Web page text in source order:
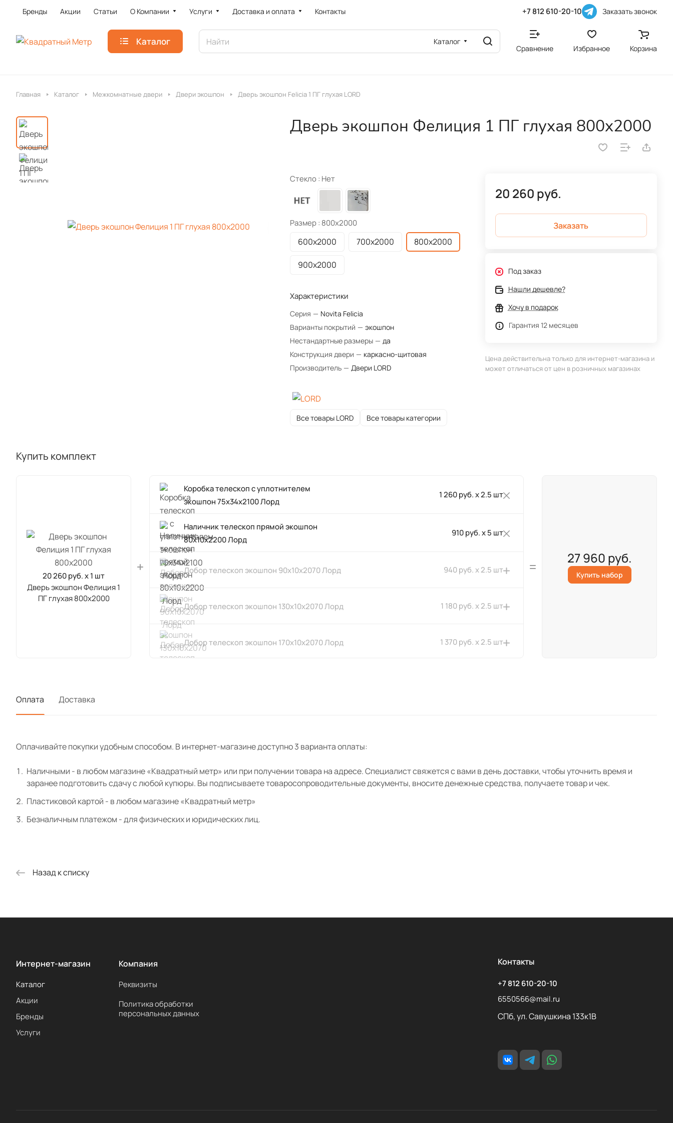
Бренды Акции Статьи О Компании Услуги Доставка и оплата Контакты +7 812 610-20-10 Заказать звонок
Каталог Каталог
Сравнение Избранное Корзина
Главная Каталог Межкомнатные двери Двери экошпон Дверь экошпон Felicia 1 ПГ глухая LORD
Дверь экошпон Фелиция 1 ПГ глухая 800х2000
Стекло : Нет
Размер : 800х2000
600х2000 700х2000 800х2000
900х2000
Характеристики
Серия — Novita Felicia
Варианты покрытий — экошпон
Нестандартные размеры — да
Конструкция двери — каркасно-щитовая
Производитель — Двери LORD
Все товары LORD Все товары категории
20 260 руб.
Заказать
Под заказ
Нашли дешевле?
Хочу в подарок
Гарантия 12 месяцев
Цена действительна только для интернет-магазина и
может отличаться от цен в розничных магазинах
Купить комплект
20 260 руб. x 1 шт
Дверь экошпон Фелиция 1
ПГ глухая 800х2000
Коробка телескоп с уплотнителем
экошпон 75х34х2100 Лорд
1 260 руб. x 2.5 шт
Наличник телескоп прямой экошпон
80х10х2200 Лорд
910 руб. x 5 шт
Добор телескоп экошпон 90х10х2070 Лорд 940 руб. x 2.5 шт
Добор телескоп экошпон 130х10х2070 Лорд 1 180 руб. x 2.5 шт
Добор телескоп экошпон 170х10х2070 Лорд 1 370 руб. x 2.5 шт
Розетка экошпон 80х80 Лорд
Цоколь экошпон 80х210 Лорд 840 руб. x 2 шт
27 960 руб.
Купить набор
Оплата Доставка
Оплачивайте покупки удобным способом. В интернет-магазине доступно 3 варианта оплаты:
Наличными - в любом магазине «Квадратный метр» или при получении товара на адресе. Специалист свяжется с вами в день доставки, чтобы уточнить время и
заранее подготовить сдачу с любой купюры. Вы подписываете товаросопроводительные документы, вносите денежные средства, получаете товар и чек.
Пластиковой картой - в любом магазине «Квадратный метр»
Безналичным платежом - для физических и юридических лиц.
Назад к списку
Интернет-магазин
Каталог
Акции
Бренды
Услуги
Компания
Реквизиты
Политика обработки
персональных данных
Контакты
+7 812 610-20-10
6550566@mail.ru
СПб, ул. Савушкина 133к1В